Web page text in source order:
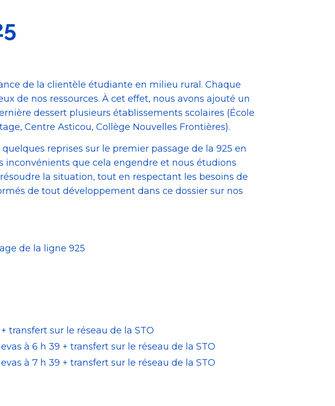
de la clientèle étudiante en milieu rural. Chaque
de nos ressources. À cet effet, nous avons ajouté un
dessert plusieurs établissements scolaires (École
Centre Asticou, Collège Nouvelles Frontières).
reprises sur le premier passage de la 925 en
que cela engendre et nous étudions
la situation, tout en respectant les besoins de
de tout développement dans ce dossier sur nos
de la ligne 925
transfert sur le réseau de la STO
à 6 h 39 + transfert sur le réseau de la STO
à 7 h 39 + transfert sur le réseau de la STO